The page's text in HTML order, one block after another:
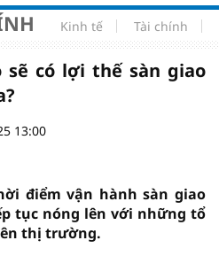
Kinh tế Tài chính
sẽ có lợi thế sàn giao
13:00
điểm vận hành sàn giao
tục nóng lên với những tổ
thị trường.